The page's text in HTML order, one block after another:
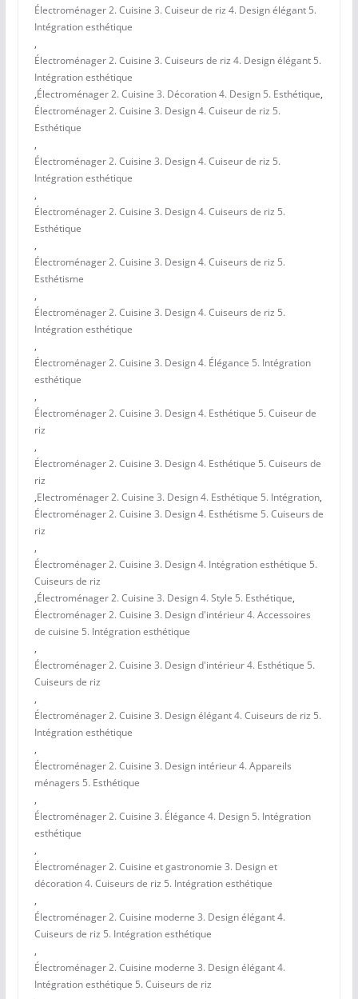
Électroménager 2. Cuisine 3. Cuiseur de riz 4. Design élégant 5.
Intégration esthétique
,
Électroménager 2. Cuisine 3. Cuiseurs de riz 4. Design élégant 5.
Intégration esthétique
,Électroménager 2. Cuisine 3. Décoration 4. Design 5. Esthétique,
Électroménager 2. Cuisine 3. Design 4. Cuiseur de riz 5.
Esthétique
,
Électroménager 2. Cuisine 3. Design 4. Cuiseur de riz 5.
Intégration esthétique
,
Électroménager 2. Cuisine 3. Design 4. Cuiseurs de riz 5.
Esthétique
,
Électroménager 2. Cuisine 3. Design 4. Cuiseurs de riz 5.
Esthétisme
,
Électroménager 2. Cuisine 3. Design 4. Cuiseurs de riz 5.
Intégration esthétique
,
Électroménager 2. Cuisine 3. Design 4. Élégance 5. Intégration
esthétique
,
Électroménager 2. Cuisine 3. Design 4. Esthétique 5. Cuiseur de
riz
,
Électroménager 2. Cuisine 3. Design 4. Esthétique 5. Cuiseurs de
riz
,Electroménager 2. Cuisine 3. Design 4. Esthétique 5. Intégration,
Électroménager 2. Cuisine 3. Design 4. Esthétisme 5. Cuiseurs de
riz
,
Électroménager 2. Cuisine 3. Design 4. Intégration esthétique 5.
Cuiseurs de riz
,Électroménager 2. Cuisine 3. Design 4. Style 5. Esthétique,
Électroménager 2. Cuisine 3. Design d'intérieur 4. Accessoires
de cuisine 5. Intégration esthétique
,
Électroménager 2. Cuisine 3. Design d'intérieur 4. Esthétique 5.
Cuiseurs de riz
,
Électroménager 2. Cuisine 3. Design élégant 4. Cuiseurs de riz 5.
Intégration esthétique
,
Électroménager 2. Cuisine 3. Design intérieur 4. Appareils
ménagers 5. Esthétique
,
Électroménager 2. Cuisine 3. Élégance 4. Design 5. Intégration
esthétique
,
Électroménager 2. Cuisine et gastronomie 3. Design et
décoration 4. Cuiseurs de riz 5. Intégration esthétique
,
Électroménager 2. Cuisine moderne 3. Design élégant 4.
Cuiseurs de riz 5. Intégration esthétique
,
Électroménager 2. Cuisine moderne 3. Design élégant 4.
Intégration esthétique 5. Cuiseurs de riz